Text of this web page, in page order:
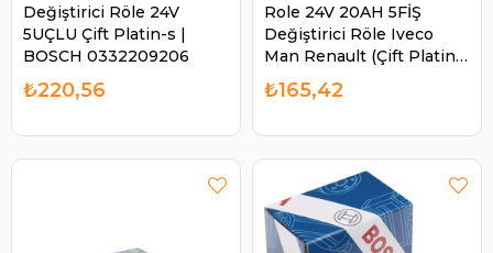
Değiştirici Röle 24V
5UÇLU Çift Platin-s |
BOSCH 0332209206
₺220,56
Role 24V 20AH 5FİŞ
Değiştirici Röle Iveco
Man Renault (Çift Platin)
(87A) 0986AH0811 |
BOSCH 0332209211
₺165,42